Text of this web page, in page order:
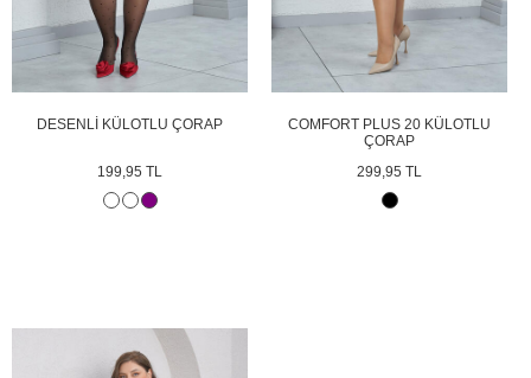
DESENLİ KÜLOTLU ÇORAP
199,95 TL
COMFORT PLUS 20 KÜLOTLU
ÇORAP
299,95 TL